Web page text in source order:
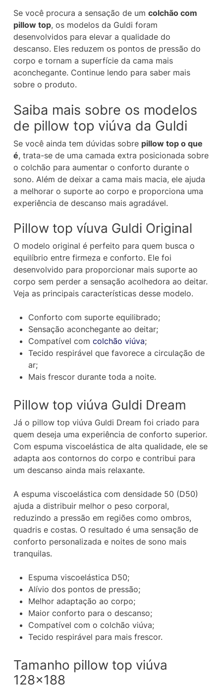
Se você procura a sensação de um colchão com
pillow top, os modelos da Guldi foram
desenvolvidos para elevar a qualidade do
descanso. Eles reduzem os pontos de pressão do
corpo e tornam a superfície da cama mais
aconchegante. Continue lendo para saber mais
sobre o produto.
Saiba mais sobre os modelos
de pillow top viúva da Guldi
Se você ainda tem dúvidas sobre pillow top o que
é, trata-se de uma camada extra posicionada sobre
o colchão para aumentar o conforto durante o
sono. Além de deixar a cama mais macia, ele ajuda
a melhorar o suporte ao corpo e proporciona uma
experiência de descanso mais agradável.
Pillow top víuva Guldi Original
O modelo original é perfeito para quem busca o
equilíbrio entre firmeza e conforto. Ele foi
desenvolvido para proporcionar mais suporte ao
corpo sem perder a sensação acolhedora ao deitar.
Veja as principais características desse modelo.
Conforto com suporte equilibrado;
Sensação aconchegante ao deitar;
Compatível com colchão viúva;
Tecido respirável que favorece a circulação de
ar;
Mais frescor durante toda a noite.
Pillow top viúva Guldi Dream
Já o pillow top viúva Guldi Dream foi criado para
quem deseja uma experiência de conforto superior.
Com espuma viscoelástica de alta qualidade, ele se
adapta aos contornos do corpo e contribui para
um descanso ainda mais relaxante.
A espuma viscoelástica com densidade 50 (D50)
ajuda a distribuir melhor o peso corporal,
reduzindo a pressão em regiões como ombros,
quadris e costas. O resultado é uma sensação de
conforto personalizada e noites de sono mais
tranquilas.
Espuma viscoelástica D50;
Alívio dos pontos de pressão;
Melhor adaptação ao corpo;
Maior conforto para o descanso;
Compatível com o colchão viúva;
Tecido respirável para mais frescor.
Tamanho pillow top viúva
128×188